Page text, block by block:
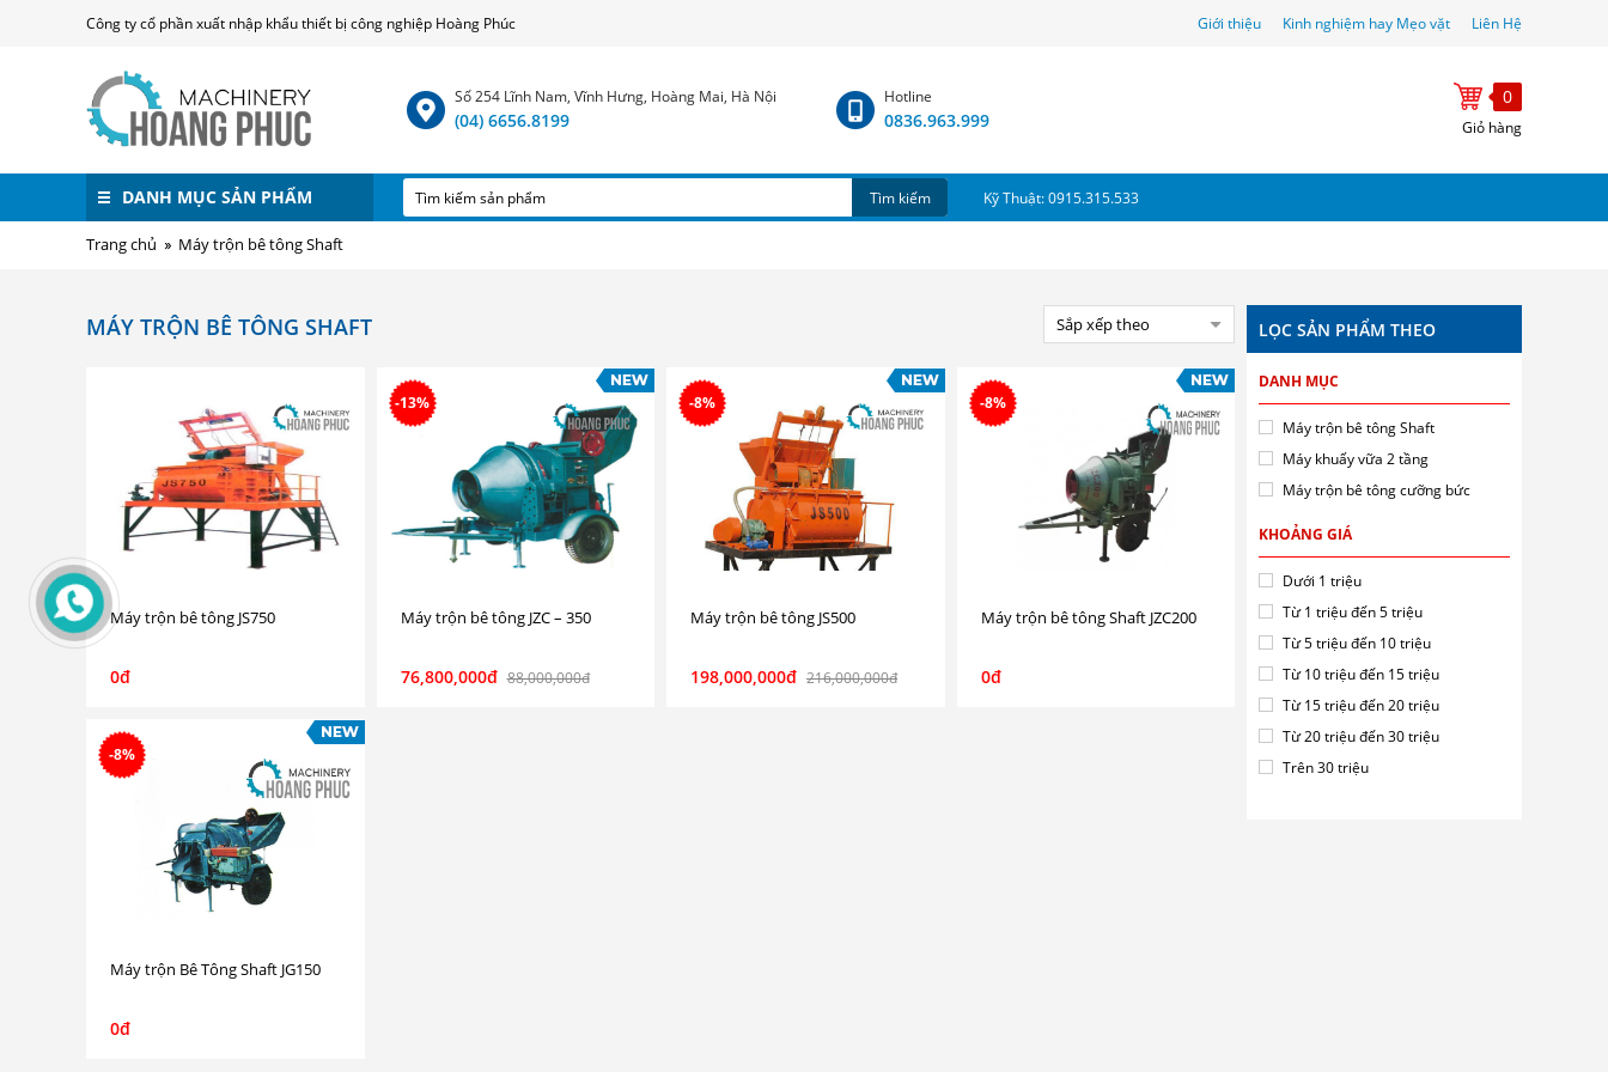
Công ty cổ phần xuất nhập khẩu thiết bị công nghiệp Hoàng Phúc Giới thiệu Kinh nghiệm hay Mẹo vặt Liên Hệ
Số 254 Lĩnh Nam, Vĩnh Hưng, Hoàng Mai, Hà Nội
(04) 6656.8199
Hotline
0836.963.999
0
Giỏ hàng
DANH MỤC SẢN PHẨM Tìm kiếm Kỹ Thuật: 0915.315.533
Trang chủ Máy trộn bê tông Shaft
MÁY TRỘN BÊ TÔNG SHAFT Sắp xếp theo
Máy trộn bê tông JS750
0đ
-13%
Máy trộn bê tông JZC – 350
76,800,000đ 88,000,000đ
-8%
Máy trộn bê tông JS500
198,000,000đ 216,000,000đ
-8%
Máy trộn bê tông Shaft JZC200
0đ
-8%
Máy trộn Bê Tông Shaft JG150
0đ
LỌC SẢN PHẨM THEO
DANH MỤC
Máy trộn bê tông Shaft
Máy khuấy vữa 2 tầng
Máy trộn bê tông cưỡng bức
KHOẢNG GIÁ
Dưới 1 triệu
Từ 1 triệu đến 5 triệu
Từ 5 triệu đến 10 triệu
Từ 10 triệu đến 15 triệu
Từ 15 triệu đến 20 triệu
Từ 20 triệu đến 30 triệu
Trên 30 triệu